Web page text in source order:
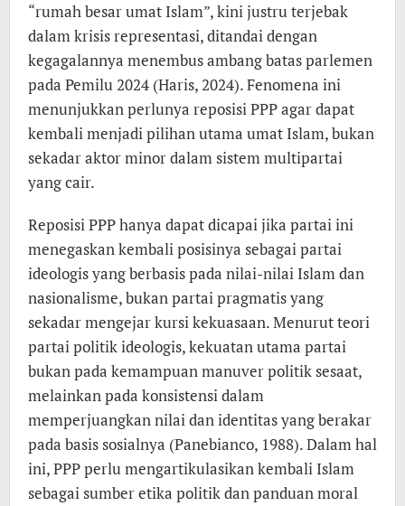
“rumah besar umat Islam”, kini justru terjebak
dalam krisis representasi, ditandai dengan
kegagalannya menembus ambang batas parlemen
pada Pemilu 2024 (Haris, 2024). Fenomena ini
menunjukkan perlunya reposisi PPP agar dapat
kembali menjadi pilihan utama umat Islam, bukan
sekadar aktor minor dalam sistem multipartai
yang cair.
Reposisi PPP hanya dapat dicapai jika partai ini
menegaskan kembali posisinya sebagai partai
ideologis yang berbasis pada nilai-nilai Islam dan
nasionalisme, bukan partai pragmatis yang
sekadar mengejar kursi kekuasaan. Menurut teori
partai politik ideologis, kekuatan utama partai
bukan pada kemampuan manuver politik sesaat,
melainkan pada konsistensi dalam
memperjuangkan nilai dan identitas yang berakar
pada basis sosialnya (Panebianco, 1988). Dalam hal
ini, PPP perlu mengartikulasikan kembali Islam
sebagai sumber etika politik dan panduan moral